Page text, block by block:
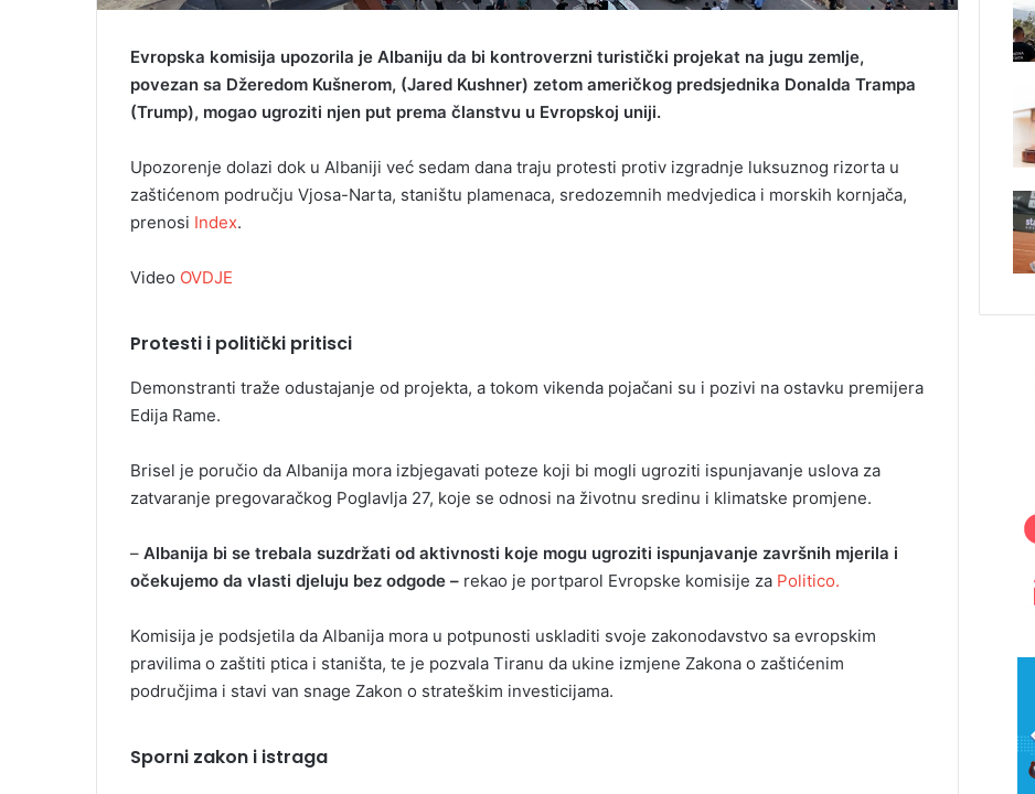
Evropska komisija upozorila je Albaniju da bi kontroverzni turistički projekat na jugu zemlje,
povezan sa Džeredom Kušnerom, (Jared Kushner) zetom američkog predsjednika Donalda Trampa
(Trump), mogao ugroziti njen put prema članstvu u Evropskoj uniji.
Upozorenje dolazi dok u Albaniji već sedam dana traju protesti protiv izgradnje luksuznog rizorta u
zaštićenom području Vjosa-Narta, staništu plamenaca, sredozemnih medvjedica i morskih kornjača,
prenosi Index.
Video OVDJE
Protesti i politički pritisci
Demonstranti traže odustajanje od projekta, a tokom vikenda pojačani su i pozivi na ostavku premijera
Edija Rame.
Brisel je poručio da Albanija mora izbjegavati poteze koji bi mogli ugroziti ispunjavanje uslova za
zatvaranje pregovaračkog Poglavlja 27, koje se odnosi na životnu sredinu i klimatske promjene.
– Albanija bi se trebala suzdržati od aktivnosti koje mogu ugroziti ispunjavanje završnih mjerila i
očekujemo da vlasti djeluju bez odgode – rekao je portparol Evropske komisije za Politico.
Komisija je podsjetila da Albanija mora u potpunosti uskladiti svoje zakonodavstvo sa evropskim
pravilima o zaštiti ptica i staništa, te je pozvala Tiranu da ukine izmjene Zakona o zaštićenim
područjima i stavi van snage Zakon o strateškim investicijama.
Sporni zakon i istraga